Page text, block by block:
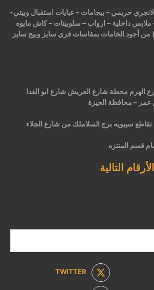
حريمي – بيجامات – عبايات استقبال وبيتي-
داخلية – ارواب – سلوبيتات – كاش مايوه
أجود الخامات بمقاسات فري سايز وبيج سايز
الهرم محطة شارع العريش شارع ابو الفدا
عمر – محافظة الجيزة
منقذ تقاطع سيبويه برج السلاملك من شارع الجلاء
قسم المنتزه
التالية
TWITTER